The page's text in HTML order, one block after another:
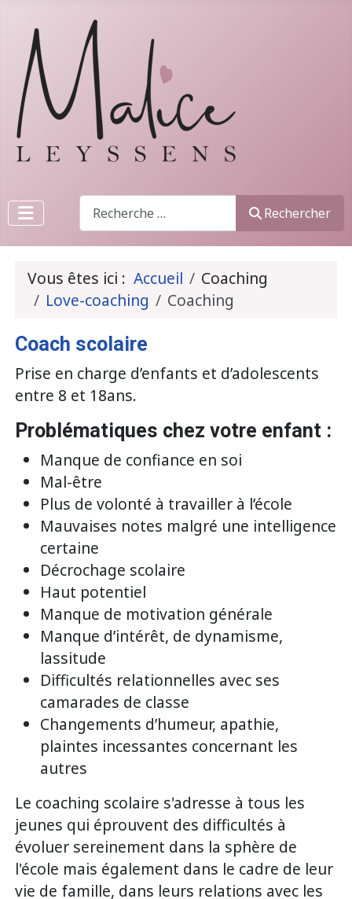
Recherche Rechercher
Vous êtes ici :Accueil
Coaching
Love-coaching
Coaching
Coach scolaire
Prise en charge d’enfants et d’adolescents
entre 8 et 18ans.
Problématiques chez votre enfant :
Manque de confiance en soi
Mal-être
Plus de volonté à travailler à l’école
Mauvaises notes malgré une intelligence
certaine
Décrochage scolaire
Haut potentiel
Manque de motivation générale
Manque d’intérêt, de dynamisme,
lassitude
Difficultés relationnelles avec ses
camarades de classe
Changements d’humeur, apathie,
plaintes incessantes concernant les
autres
Le coaching scolaire s'adresse à tous les
jeunes qui éprouvent des difficultés à
évoluer sereinement dans la sphère de
l'école mais également dans le cadre de leur
vie de famille, dans leurs relations avec les